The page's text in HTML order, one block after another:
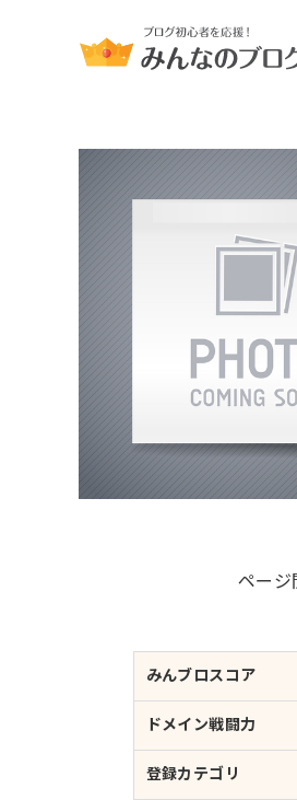
ページ
みんブロスコア
ドメイン戦闘力
登録カテゴリ